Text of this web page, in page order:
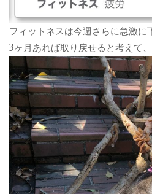
フィットネスは今週さらに急激に
3ヶ月あれば取り戻せると考えて、